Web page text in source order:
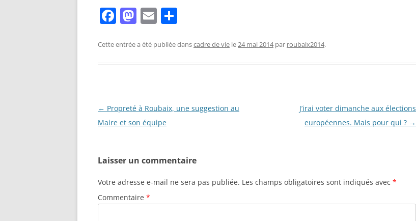
F
c
o
k
M
st
n
E
ai ta
Cette entrée a été publiée danscadre de vie le24 mai 2014 par roubaix2014.
Navigation
des
← Propreté à Roubaix, une suggestion au
Maire et son équipe
J’irai voter dimanche aux élections
européennes. Mais pour qui ? →
Laisser un commentaire
Votre adresse e-mail ne sera pas publiée. Les champs obligatoires sont indiqués avec *
Commentaire *